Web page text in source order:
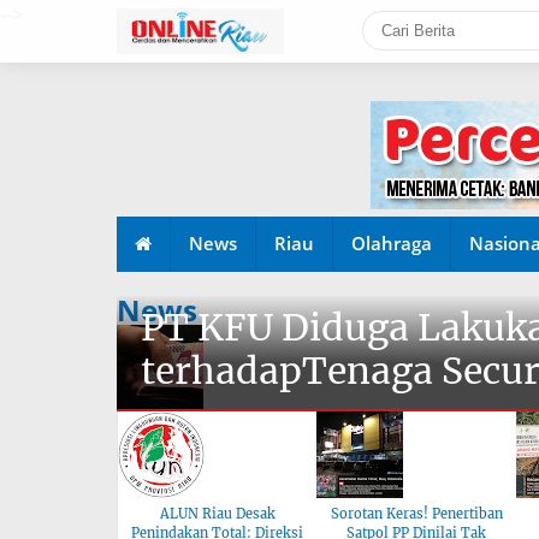
News Riau Olahraga
News
PT KFU Diduga
terhadapTenaga
ALUN Riau Desak
Penindakan Total: Direksi
Sorotan Keras! Penertiban
Satpol PP Dinilai Tak